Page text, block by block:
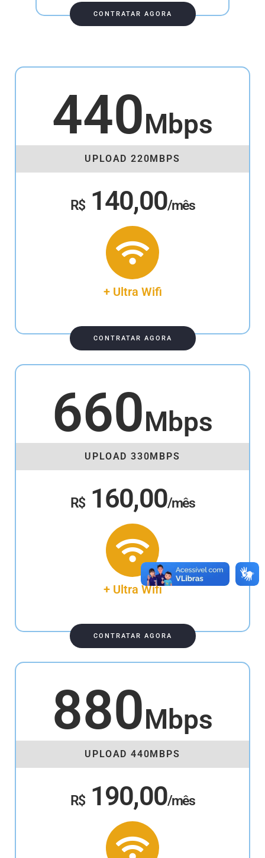
CONTRATAR AGORA
440Mbps
UPLOAD 220MBPS
R$140,00/mês
+ Ultra Wifi
CONTRATAR AGORA
660Mbps
UPLOAD 330MBPS
R$160,00/mês
+ Ultra Wifi
CONTRATAR AGORA
880Mbps
UPLOAD 440MBPS
R$190,00/mês